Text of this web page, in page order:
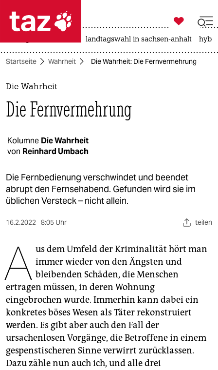
 taz zahl ich
taz zahl ich
themen
politik
gesellschaft
kultur
sport
berlin
wahrheit
verlag
verlag
veranstaltungen
shop
fragen & hilfe

taz zahl ich
landtagswahl in sachsen-anhalt
Startseite Wahrheit Die Wahrheit: Die Fernvermehrung
Die Wahrheit
Die Fernvermehrung
Kolumne Die Wahrheit
von Reinhard Umbach
Die Fernbedienung verschwindet und beendet
abrupt den Fernsehabend. Gefunden wird sie im
üblichen Versteck – nicht allein.
16.2.2022 8:05 Uhr teilen
A us dem Umfeld der Kriminalität hört man
immer wieder von den Ängsten und
bleibenden Schäden, die Menschen
ertragen müssen, in deren Wohnung
eingebrochen wurde. Immerhin kann dabei ein
konkretes böses Wesen als Täter rekonstruiert
werden. Es gibt aber auch den Fall der
ursachenlosen Vorgänge, die Betroffene in einem
gespenstischeren Sinne verwirrt zurücklassen.
Dazu zähle nun auch ich, und alle drei